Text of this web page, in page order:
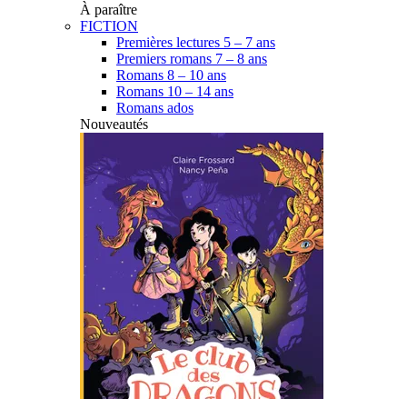
À paraître
FICTION
Premières lectures 5 – 7 ans
Premiers romans 7 – 8 ans
Romans 8 – 10 ans
Romans 10 – 14 ans
Romans ados
Nouveautés